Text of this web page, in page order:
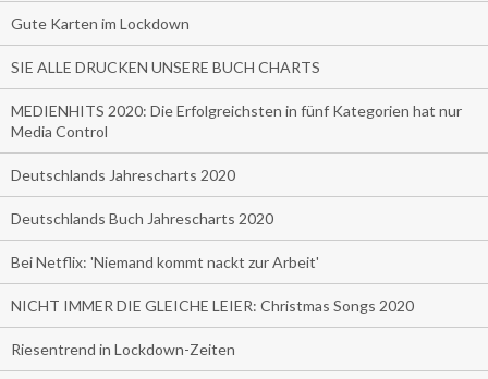
Gute Karten im Lockdown
SIE ALLE DRUCKEN UNSERE BUCH CHARTS
MEDIENHITS 2020: Die Erfolgreichsten in fünf Kategorien hat nur
Media Control
Deutschlands Jahrescharts 2020
Deutschlands Buch Jahrescharts 2020
Bei Netflix: 'Niemand kommt nackt zur Arbeit'
NICHT IMMER DIE GLEICHE LEIER: Christmas Songs 2020
Riesentrend in Lockdown-Zeiten